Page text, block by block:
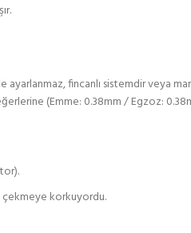
fincanlı sistemdir veya
(Emme: 0.38mm / Egzoz:
çekmeye korkuyordu.